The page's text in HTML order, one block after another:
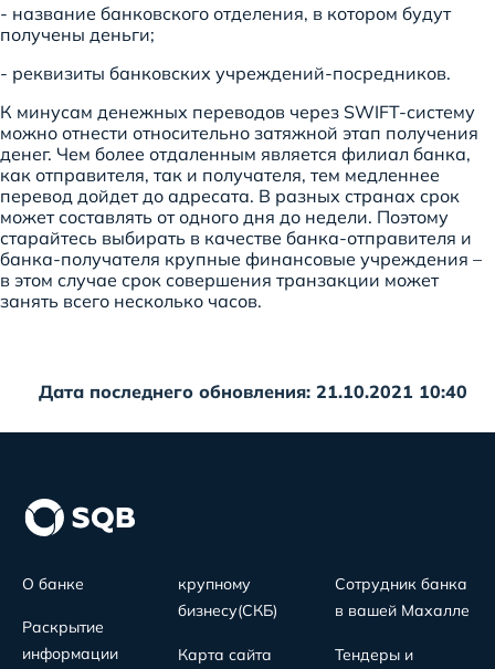
- название банковского отделения, в котором будут
получены деньги;
- реквизиты банковских учреждений-посредников.
К минусам денежных переводов через SWIFT-систему
можно отнести относительно затяжной этап получения
денег. Чем более отдаленным является филиал банка,
как отправителя, так и получателя, тем медленнее
перевод дойдет до адресата. В разных странах срок
может составлять от одного дня до недели. Поэтому
старайтесь выбирать в качестве банка-отправителя и
банка-получателя крупные финансовые учреждения –
в этом случае срок совершения транзакции может
занять всего несколько часов.
Дата последнего обновления: 21.10.2021 10:40
О банке
Раскрытие
информации
крупному
бизнесу(СКБ)
Карта сайта
Сотрудник банка
в вашей Махалле
Тендеры и